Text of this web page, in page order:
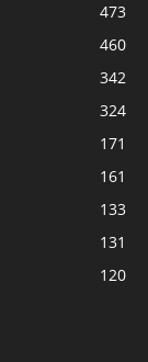
473
460
342
324
171
161
133
131
120